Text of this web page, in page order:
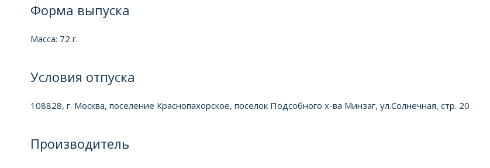
Форма выпуска
Масса: 72 г.
Условия отпуска
108828, г. Москва, поселение Краснопахорское, поселок Подсобного х-ва Минзаг, ул.Солнечная, стр. 20
Производитель